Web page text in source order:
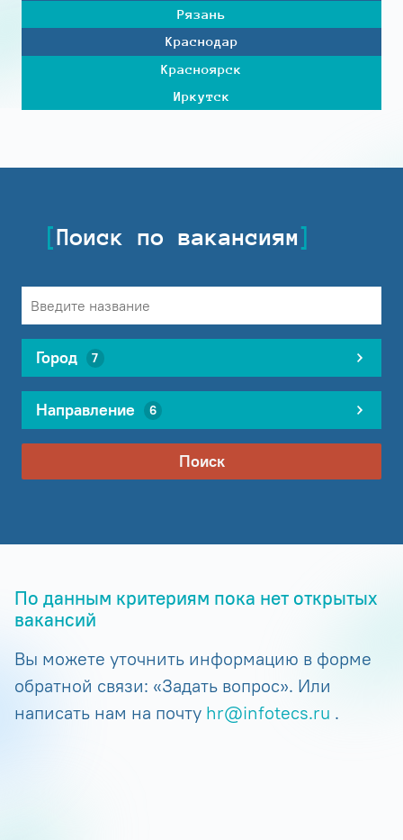
Рязань
Краснодар
Красноярск
Иркутск
Поиск по вакансиям
Город 7
Направление 6
Поиск
По данным критериям пока нет открытых
вакансий
Вы можете уточнить информацию в форме
обратной связи: «Задать вопрос». Или
написать нам на почту hr@infotecs.ru .